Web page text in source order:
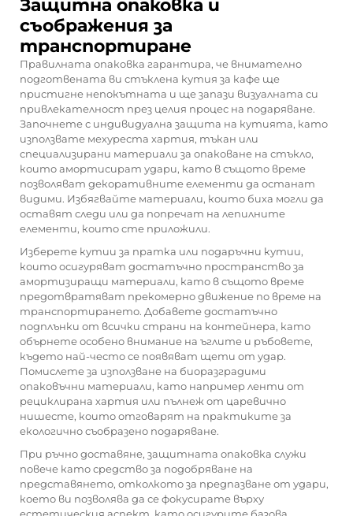
Защитна опаковка и
съображения за
транспортиране
Правилната опаковка гарантира, че внимателно
подготвената ви стъклена кутия за кафе ще
пристигне непокътната и ще запази визуалната си
привлекателност през целия процес на подаряване.
Започнете с индивидуална защита на кутията, като
използвате мехуреста хартия, тъкан или
специализирани материали за опаковане на стъкло,
които амортисират удари, като в същото време
позволяват декоративните елементи да останат
видими. Избягвайте материали, които биха могли да
оставят следи или да попречат на лепилните
елементи, които сте приложили.
Изберете кутии за пратка или подаръчни кутии,
които осигуряват достатъчно пространство за
амортизиращи материали, като в същото време
предотвратяват прекомерно движение по време на
транспортирането. Добавете достатъчно
подплънки от всички страни на контейнера, като
обърнете особено внимание на ъглите и ръбовете,
където най-често се появяват щети от удар.
Помислете за използване на биоразградими
опаковъчни материали, като например ленти от
рециклирана хартия или пълнеж от царевично
нишесте, които отговарят на практиките за
екологично съобразено подаряване.
При ръчно доставяне, защитната опаковка служи
повече като средство за подобряване на
представянето, отколкото за предпазване от удари,
което ви позволява да се фокусирате върху